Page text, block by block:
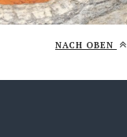
NACH OBEN